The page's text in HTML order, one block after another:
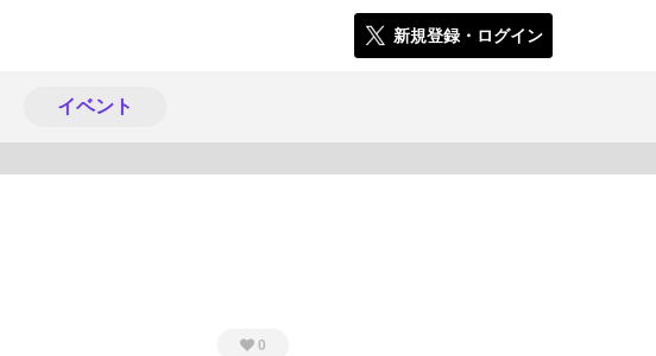
新規登録・ログイン
イベント
0